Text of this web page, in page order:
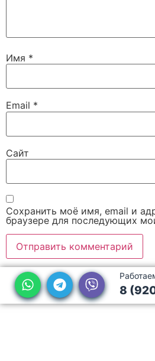
Имя *
Email *
Сайт
Сохранить моё имя, email и
браузере для последующих
8